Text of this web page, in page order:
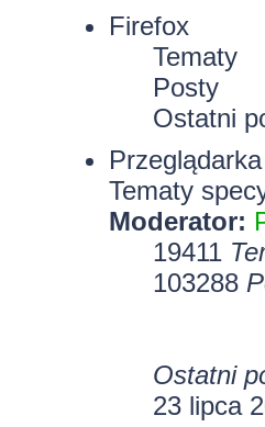
Firefox
Tematy
Posty
Ostatni
Tematy
Moderator:
19411
103288
Ostatni
23 lipca